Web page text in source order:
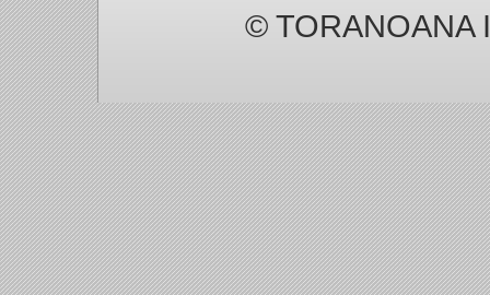
© TORANOANA